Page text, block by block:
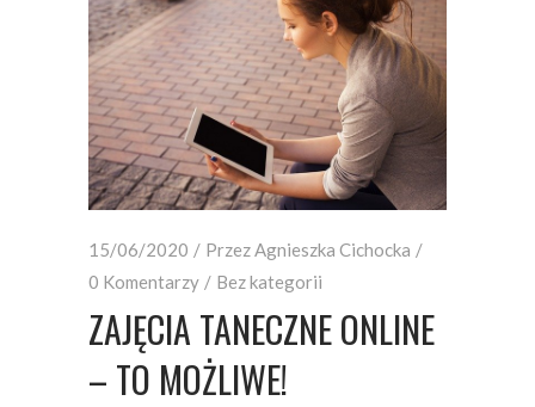
15/06/2020 PrzezAgnieszka Cichocka
0 Komentarzy
Bez kategorii
ZAJĘCIA TANECZNE ONLINE
– TO MOŻLIWE!